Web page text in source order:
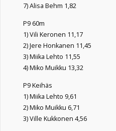
7) Alisa Behm 1,82
P9 60m
1) Vili Keronen 11,17
2) Jere Honkanen 11,45
3) Miika Lehto 11,55
4) Miko Muikku 13,32
P9 Keihäs
1) Miika Lehto 9,61
2) Miko Muikku 6,71
3) Ville Kukkonen 4,56